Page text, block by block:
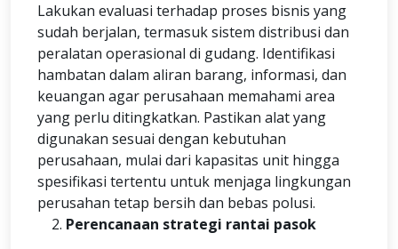
Lakukan evaluasi terhadap proses bisnis yang
sudah berjalan, termasuk sistem distribusi dan
peralatan operasional di gudang. Identifikasi
hambatan dalam aliran barang, informasi, dan
keuangan agar perusahaan memahami area
yang perlu ditingkatkan. Pastikan alat yang
digunakan sesuai dengan kebutuhan
perusahaan, mulai dari kapasitas unit hingga
spesifikasi tertentu untuk menjaga lingkungan
perusahan tetap bersih dan bebas polusi.
Perencanaan strategi rantai pasok